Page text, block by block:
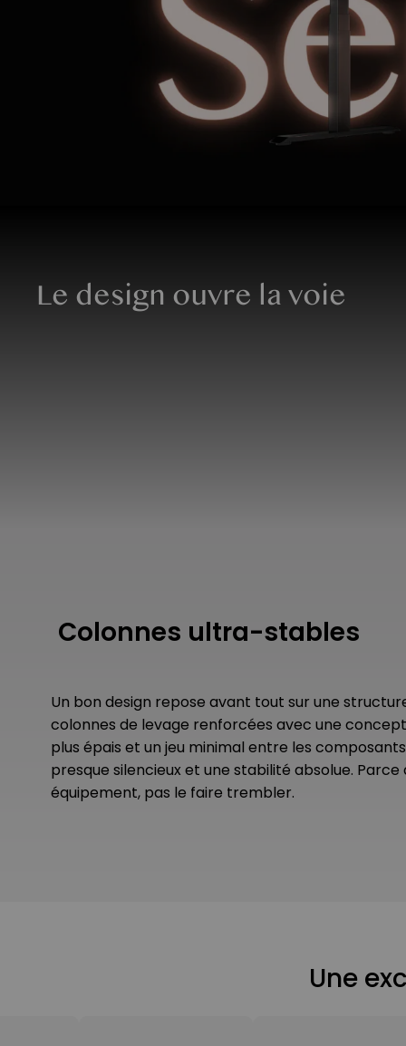
Le design ouvre la voie
Colonnes ultra-stables
Un bon design repose avant tout sur une
colonnes de levage renforcées avec une
plus épais et un jeu minimal entre les
presque silencieux et une stabilité absolue.
équipement, pas le faire trembler.
Une